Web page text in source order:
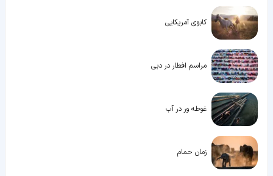
کابوی آمریکایی
مراسم افطار در دبی
غوطه ور در آب
زمان حمام